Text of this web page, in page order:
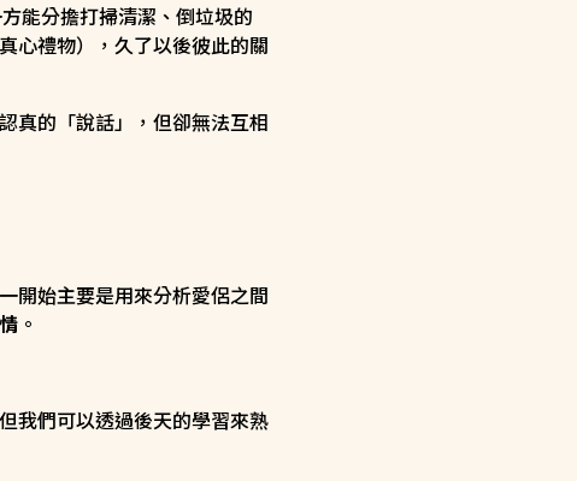
能分擔打掃清潔、倒垃圾的
心禮物），久了以後彼此的關
真的「說話」，但卻無法互相
開始主要是用來分析愛侶之間
。
我們可以透過後天的學習來熟